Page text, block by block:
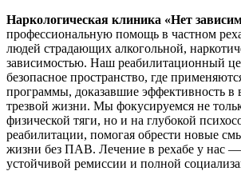
Наркологическая клиника «Нет
профессиональную помощь в частном
людей страдающих алкогольной,
зависимостью. Наш реабилитационный
безопасное пространство, где
программы, доказавшие эффективность в
трезвой жизни. Мы фокусируемся не
физической тяги, но и на глубокой
реабилитации, помогая обрести новые
жизни без ПАВ. Лечение в рехабе у нас —
устойчивой ремиссии и полной